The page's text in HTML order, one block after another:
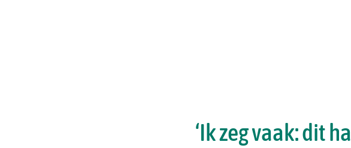
‘Ik zeg vaak: dit